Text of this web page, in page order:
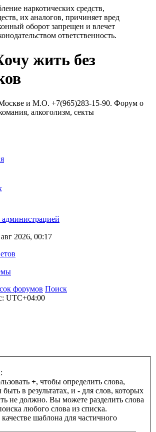
наркотических средств,
их аналогов, причиняет вред
оборот запрещен и влечет
ответственность.
жить без
и М.О. +7(965)283-15-90. Форум о
алкоголизм, секты
я
администрацией
2026, 00:17
форумов Поиск
UTC+04:00
+, чтобы определить слова,
в результатах, и - для слов, которых
не должно. Вы можете разделить слова
любого слова из списка.
качестве шаблона для частичного